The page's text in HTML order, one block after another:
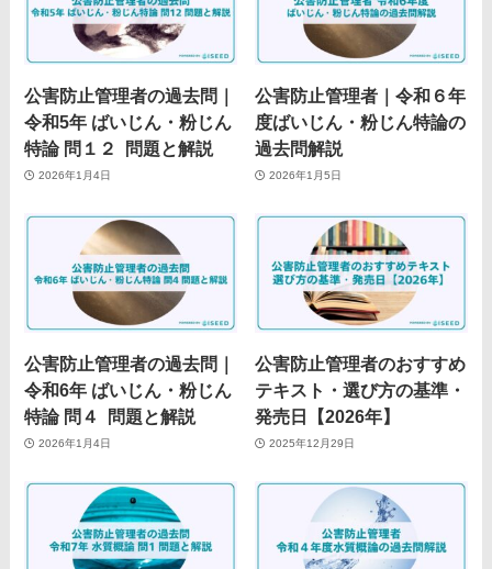
公害防止管理者の過去問｜
令和5年 ばいじん・粉じん
特論 問１２ 問題と解説
2026年1月4日
公害防止管理者｜令和６年
度ばいじん・粉じん特論の
過去問解説
2026年1月5日
公害防止管理者の過去問｜
令和6年 ばいじん・粉じん
特論 問４ 問題と解説
2026年1月4日
公害防止管理者のおすすめ
テキスト・選び方の基準・
発売日【2026年】
2025年12月29日